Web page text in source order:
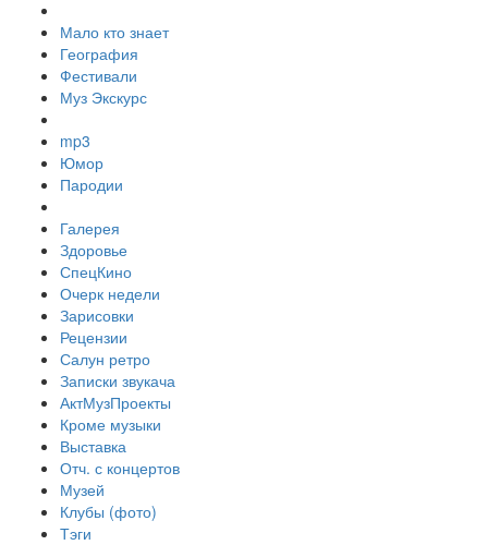
Мало кто знает
География
Фестивали
Муз Экскурс
mp3
Юмор
Пародии
Галерея
Здоровье
СпецКино
Очерк недели
Зарисовки
Рецензии
Салун ретро
Записки звукача
АктМузПроекты
Кроме музыки
Выставка
Отч. с концертов
Музей
Клубы (фото)
Тэги